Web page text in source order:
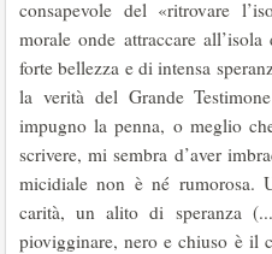
consa­pevole del «ritrovare
morale onde at­traccare
forte bellezza e di intensa
la verità del Grande
impugno la penna, o meglio
scrivere, mi sembra d’aver
micidiale non è né
carità, un alito di speranza
piovigginare, nero e chiuso è il